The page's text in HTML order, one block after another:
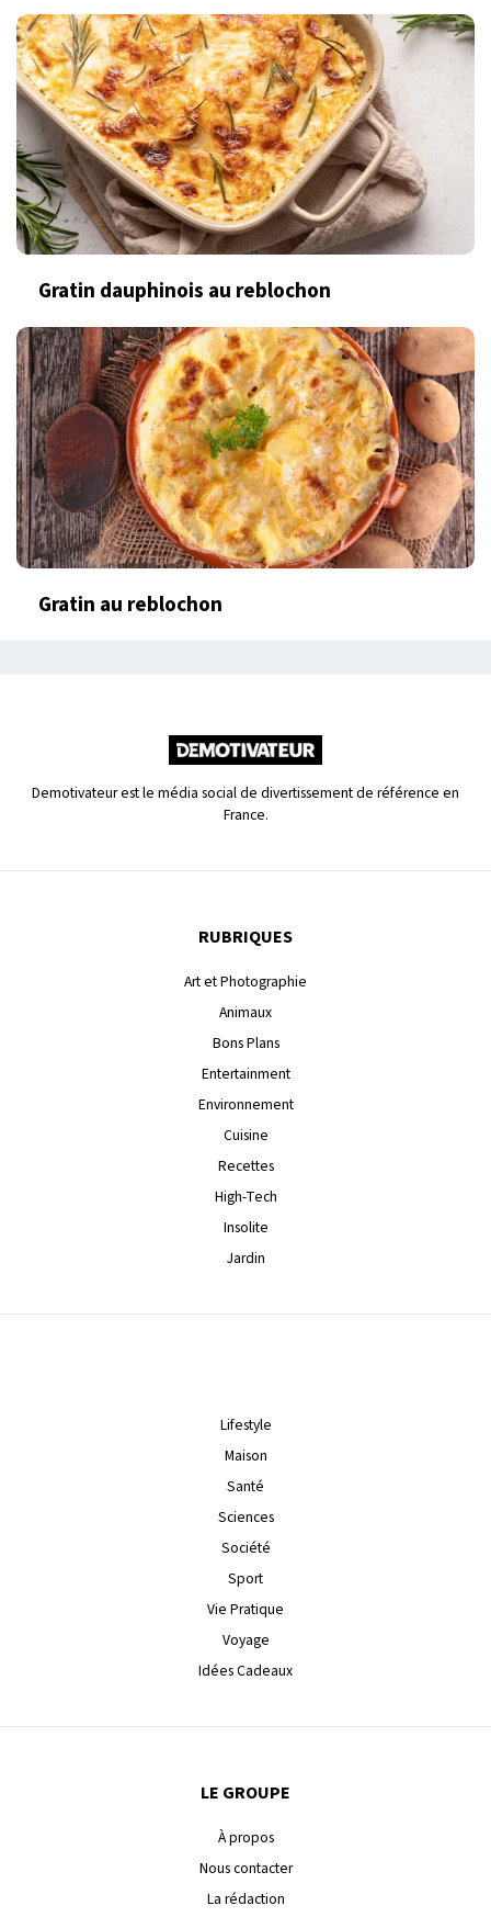
Gratin dauphinois au reblochon
Gratin au reblochon
Demotivateur est le média social de divertissement de référence en
France.
RUBRIQUES
Art et Photographie
Animaux
Bons Plans
Entertainment
Environnement
Cuisine
Recettes
High-Tech
Insolite
Jardin
Lifestyle
Maison
Santé
Sciences
Société
Sport
Vie Pratique
Voyage
Idées Cadeaux
LE GROUPE
À propos
Nous contacter
La rédaction